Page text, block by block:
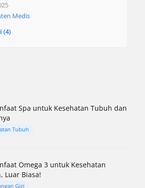
Medis
(4)
Spa untuk Kesehatan Tubuh dan
Tubuh
Omega 3 untuk Kesehatan
Luar Biasa!
Gizi